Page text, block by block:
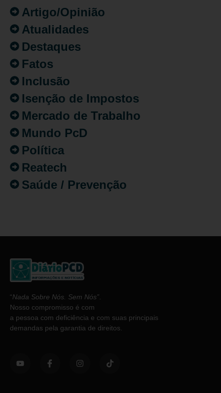
Artigo/Opinião
Atualidades
Destaques
Fatos
Inclusão
Isenção de Impostos
Mercado de Trabalho
Mundo PcD
Política
Reatech
Saúde / Prevenção
“Nada Sobre Nós. Sem Nós”.
Nosso compromisso é com
a pessoa com deficiência e com suas principais
demandas pela garantia de direitos.